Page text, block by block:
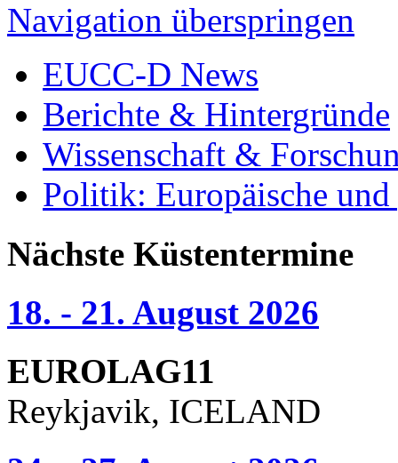
Navigation überspringen
EUCC-D News
Berichte & Hintergründe
Wissenschaft &
Politik: Europäische
Nächste Küstentermine
18. - 21. August 2026
EUROLAG11
Reykjavik, ICELAND